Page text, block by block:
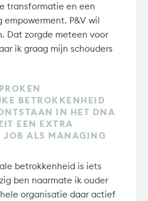
transformatie en een
P&V wil
Dat zorgde meteen voor
ik graag mijn schouders
BETROKKENHEID
IN HET DNA
EEN EXTRA
ALS MANAGING
betrokkenheid is iets
ben naarmate ik ouder
organisatie daar actief